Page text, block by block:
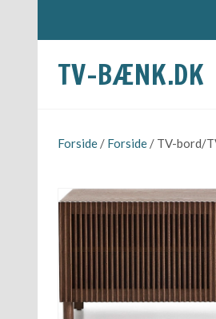
TV-BÆNK.DK
Forside / Forside / TV-bord/